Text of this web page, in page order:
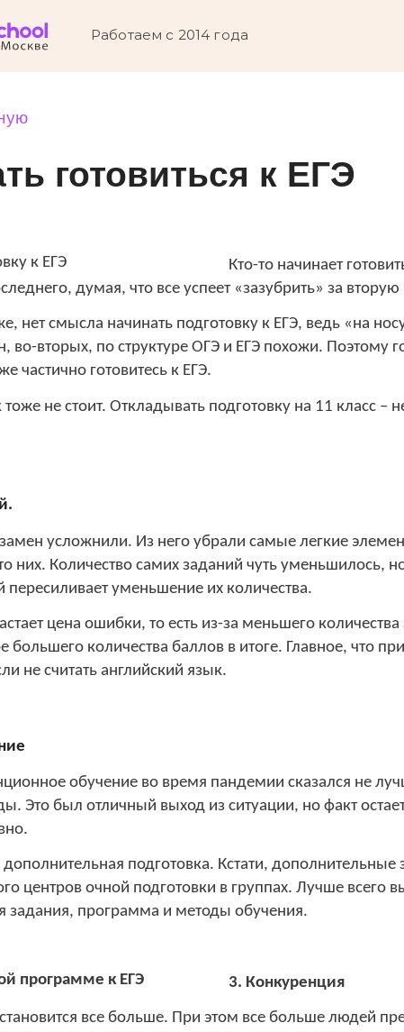
Работаем c 2014 года
готовиться к ЕГЭ
Кто-то начинает
думая, что все успеет «зазубрить» за
нет смысла начинать подготовку к ЕГЭ, ведь «на
во-вторых, по структуре ОГЭ и ЕГЭ похожи. Поэтому
частично готовитесь к ЕГЭ.
не стоит. Откладывать подготовку на 11 класс –
усложнили. Из него убрали самые легкие
них. Количество самих заданий чуть уменьшилось,
уменьшение их количества.
цена ошибки, то есть из-за меньшего
большего количества баллов в итоге. Главное, что
не считать английский язык.
обучение во время пандемии сказался не
Это был отличный выход из ситуации, но факт
подготовка. Кстати, дополнительные
центров очной подготовки в группах. Лучше всего
программа и методы обучения.
3. Конкуренция
все больше. При этом все больше людей